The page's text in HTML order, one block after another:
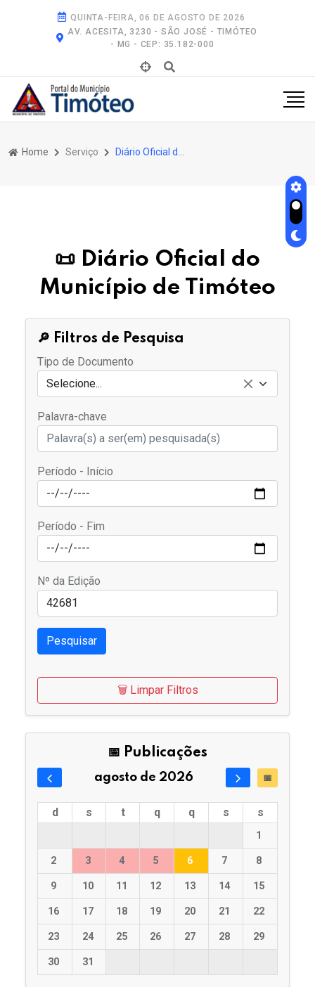
QUINTA-FEIRA, 06 DE AGOSTO DE 2026
AV. ACESITA, 3230 - SÃO JOSÉ - TIMÓTEO
- MG - CEP: 35.182-000
Home Serviço
📜 Diário Oficial do
Município de Timóteo
🔎 Filtros de Pesquisa
Tipo de Documento
Selecione...
Palavra-chave
Período - Início
Período - Fim
Nº da Edição
Pesquisar
🗑️ Limpar Filtros
📅 Publicações
agosto de 2026 📅
d s t q q s s
1
2 3 4 5 6 7 8
9 10 11 12 13 14 15
16 17 18 19 20 21 22
23 24 25 26 27 28 29
30 31